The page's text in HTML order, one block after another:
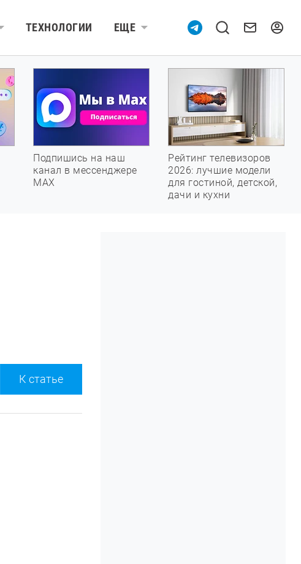
ТЕХНОЛОГИИ ЕЩЕ
Подпишись на наш
канал в мессенджере
МАХ
Рейтинг телевизоров
2026: лучшие модели
для гостиной, детской,
дачи и кухни
К статье